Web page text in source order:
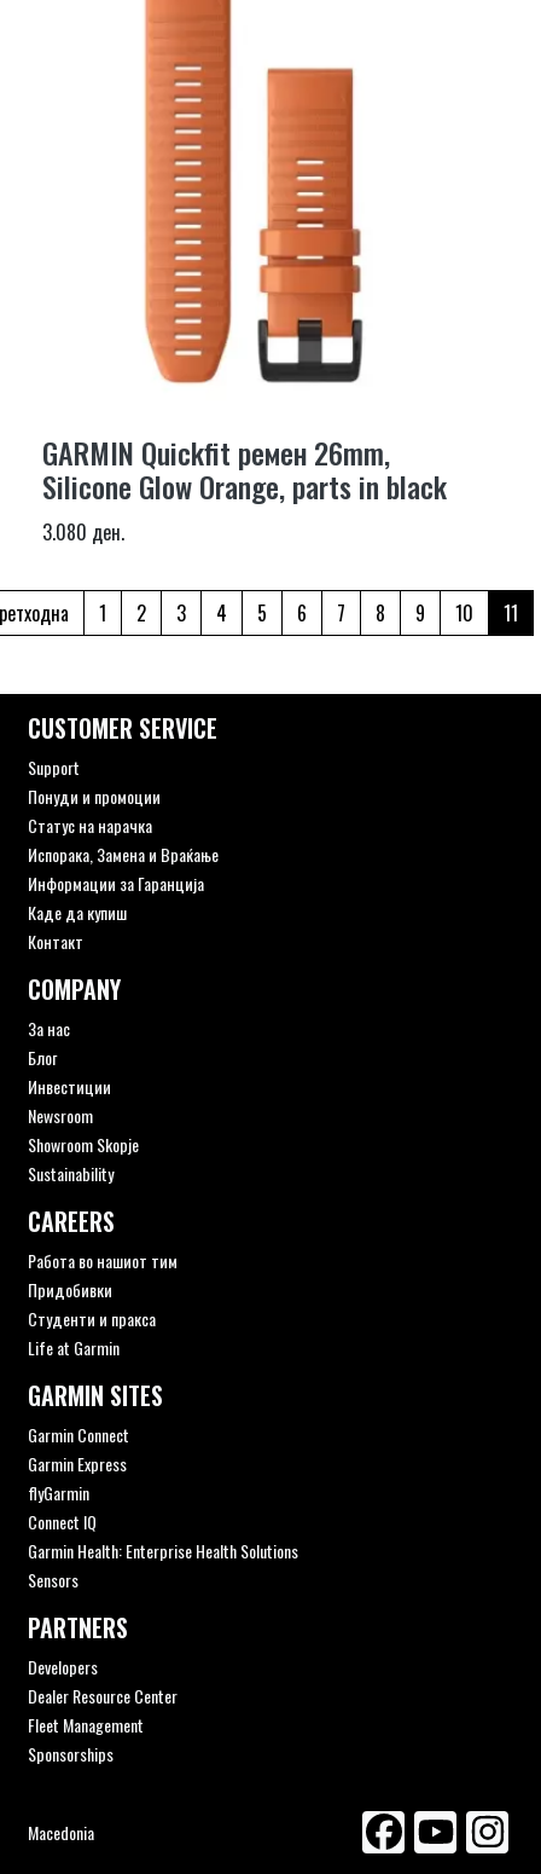
GARMIN Quickfit ремен 26mm,
Silicone Glow Orange, parts in black
3.080 ден.
1 2 3 4 5 6 7 8 9 10 11
CUSTOMER SERVICE
Support
Понуди и промоции
Статус на нарачка
Испорака, Замена и Враќање
Информации за Гаранција
Каде да купиш
Контакт
COMPANY
За нас
Блог
Инвестиции
Newsroom
Showroom Skopje
Sustainability
CAREERS
Работа во нашиот тим
Придобивки
Студенти и пракса
Life at Garmin
GARMIN SITES
Garmin Connect
Garmin Express
flyGarmin
Connect IQ
Garmin Health: Enterprise Health Solutions
Sensors
PARTNERS
Developers
Dealer Resource Center
Fleet Management
Sponsorships
Macedonia